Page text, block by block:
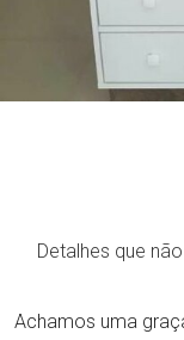
Detalhes que
Achamos uma